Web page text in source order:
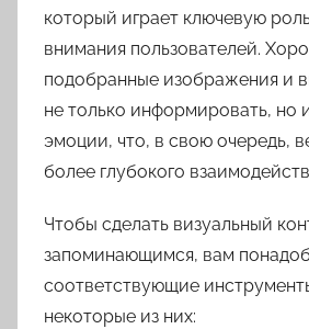
который играет ключевую
внимания пользователей.
подобранные изображения и
не только информировать, но
эмоции, что, в свою очередь,
более глубокого
Чтобы сделать визуальный
запоминающимся, вам
соответствующие
некоторые из них: